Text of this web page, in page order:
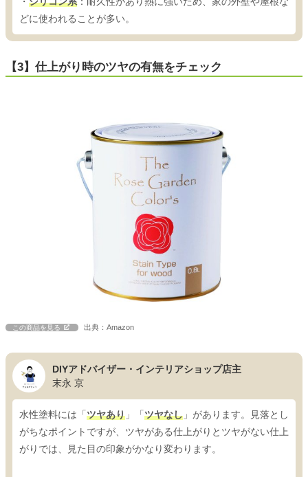
どに使われることが多い。
【3】仕上がり時のツヤの有無をチェック
この商品を見る 出典：Amazon
DIYアドバイザー・インテリアショップ店主
末永 京
水性塗料には「 ツヤあり 」「 ツヤなし 」があります。見落とし
がちなポイントですが、ツヤがある仕上がりとツヤがない仕上
がりでは、見た目の印象がかなり変わります。